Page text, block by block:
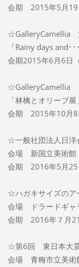
会期 2015年5月19
☆GalleryCamellia
「Rainy days and･･･
会期2015年6月6日
☆GalleryCamellia
「林檎とオリーブ展」
会期 2015年10月8
☆一般社団法人日
会場 新国立美術館
会期 2016年5月25
☆ハガキサイズのア
会場 ドラードギャ
会期 2016年７月21
☆第6回 東日本大
会場 青梅市立美術